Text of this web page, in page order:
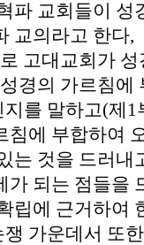
파 교회들이
교의라고 한다,
고대교회가
경의 가르침
를 말하고(제
침에 부합하여
는 것을 드러내
가 되는 점들을
립에 근거하여
가운데서 또